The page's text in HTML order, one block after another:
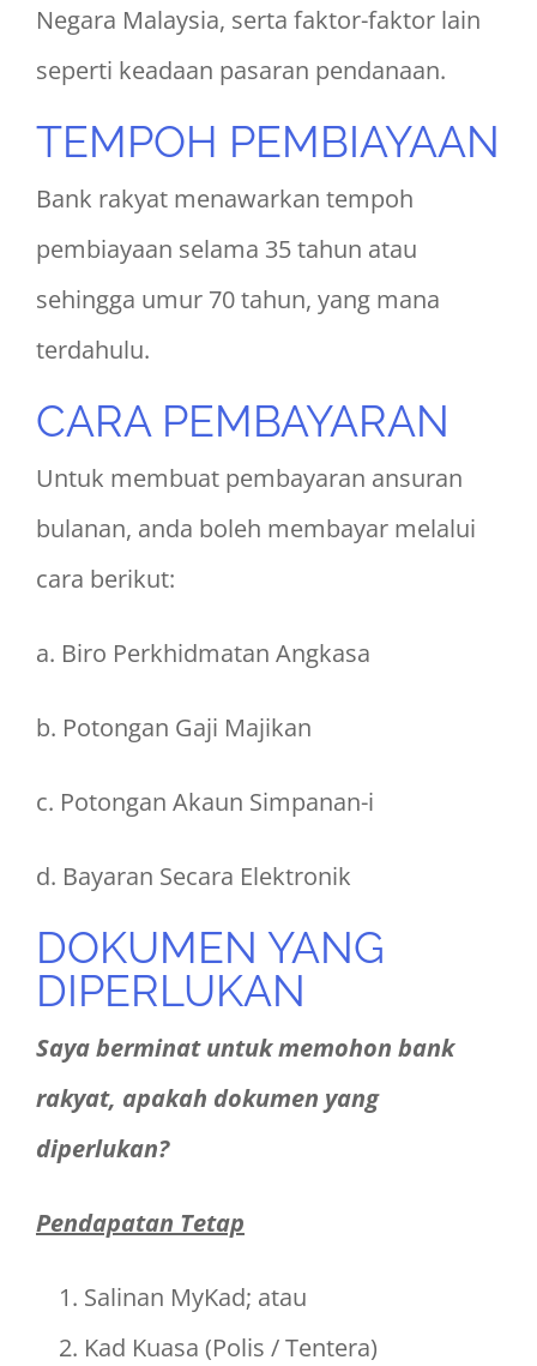
Negara Malaysia, serta faktor-faktor lain
seperti keadaan pasaran pendanaan.
TEMPOH PEMBIAYAAN
Bank rakyat menawarkan tempoh
pembiayaan selama 35 tahun atau
sehingga umur 70 tahun, yang mana
terdahulu.
CARA PEMBAYARAN
Untuk membuat pembayaran ansuran
bulanan, anda boleh membayar melalui
cara berikut:
a. Biro Perkhidmatan Angkasa
b. Potongan Gaji Majikan
c. Potongan Akaun Simpanan-i
d. Bayaran Secara Elektronik
DOKUMEN YANG
DIPERLUKAN
Saya berminat untuk memohon bank
rakyat, apakah dokumen yang
diperlukan?
Pendapatan Tetap
Salinan MyKad; atau
Kad Kuasa (Polis / Tentera)